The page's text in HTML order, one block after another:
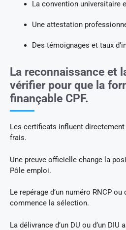
La convention universitaire
Une attestation
Des témoignages et taux
La reconnaissance et
vérifier pour que la
finançable CPF.
Les certificats influent
frais.
Une preuve officielle change la
Pôle emploi.
Le repérage d’un numéro RNCP
commence la sélection.
La délivrance d’un DU ou d’un DIU